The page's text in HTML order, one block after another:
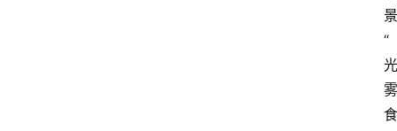
景
“
光
雾
食